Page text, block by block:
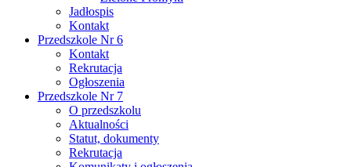
Jadłospis
Kontakt
Przedszkole Nr 6
Kontakt
Rekrutacja
Ogłoszenia
Przedszkole Nr 7
O przedszkolu
Aktualności
Statut, dokumenty
Rekrutacja